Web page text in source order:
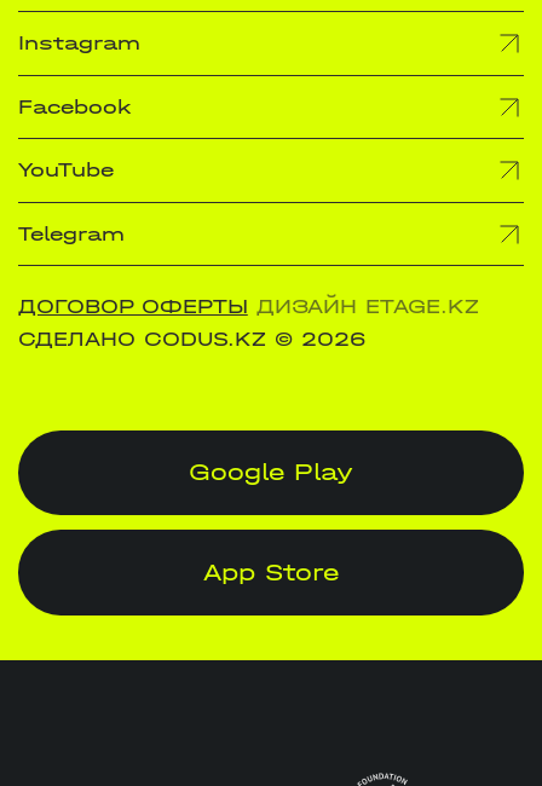
Instagram
Facebook
YouTube
Telegram
ДОГОВОР ОФЕРТЫ ДИЗАЙН ETAGE.KZ
СДЕЛАНО CODUS.KZ © 2026
Google Play
App Store